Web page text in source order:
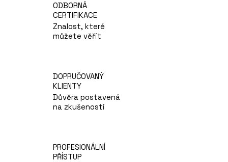
ODBORNÁ
CERTIFIKACE
Znalost, které
můžete věřit
DOPRUČOVANÝ
KLIENTY
Důvěra postavená
na zkušenosti
PROFESIONÁLNÍ
PŘÍSTUP